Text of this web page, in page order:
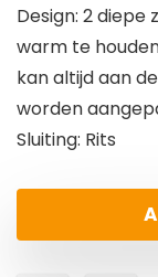
Design: 2 diepe
warm te
kan altijd aan
worden
Sluiting: Rits